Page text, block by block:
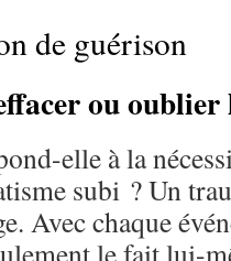
de guérison
ou
elle à la
subi ? Un
Avec chaque
le fait lui-